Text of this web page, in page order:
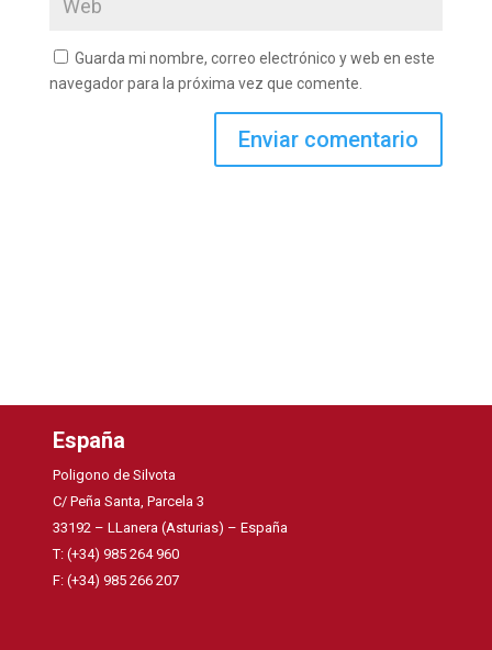
Guarda mi nombre, correo electrónico y web en este
navegador para la próxima vez que comente.
España
Poligono de Silvota
C/ Peña Santa, Parcela 3
33192 – LLanera (Asturias) – España
T: (+34) 985 264 960
F: (+34) 985 266 207